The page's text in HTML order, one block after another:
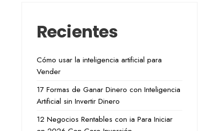
Recientes
Cómo usar la inteligencia artificial para
Vender
17 Formas de Ganar Dinero con Inteligencia
Artificial sin Invertir Dinero
12 Negocios Rentables con ia Para Iniciar